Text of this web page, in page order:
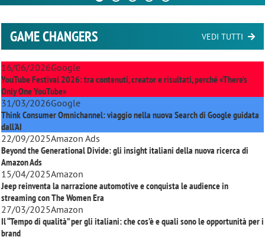
GAME CHANGERS VEDI TUTTI
16/06/2026Google
YouTube Festival 2026: tra contenuti, creator e risultati, perché «There’s
Only One YouTube»
31/03/2026Google
Think Consumer Omnichannel: viaggio nella nuova Search di Google guidata
dall'AI
22/09/2025Amazon Ads
Beyond the Generational Divide: gli insight italiani della nuova ricerca di
Amazon Ads
15/04/2025Amazon
Jeep reinventa la narrazione automotive e conquista le audience in
streaming conThe Women Era
27/03/2025Amazon
Il “Tempo di qualità” per gli italiani: che cos’è e quali sono le opportunità per i
brand